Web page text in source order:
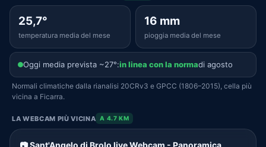
25,7°
temperatura media del mese
16 mm
pioggia media del mese
Oggi media prevista ~27°:in linea con la normadi agosto
Normali climatiche dalla rianalisi 20CRv3 e GPCC (1806–2015), cella più
vicina a Ficarra.
LA WEBCAM PIÙ VICINA A 4.7 KM
📷 Sant'Angelo di Brolo live Webcam - Panoramica